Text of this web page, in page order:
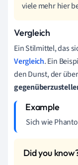
viele mehr hier
Vergleich
Ein Stilmittel, das
Vergleich. Ein
den Dunst, der
Sich wie